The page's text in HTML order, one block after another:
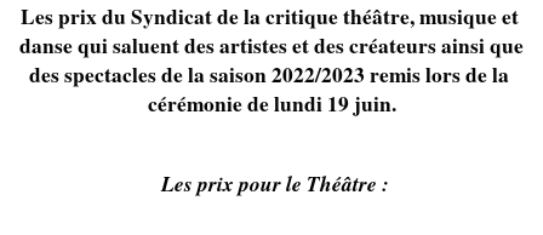
Les prix du Syndicat de la critique théâtre, musique et
danse qui saluent des artistes et des créateurs ainsi que
des spectacles de la saison 2022/2023 remis lors de la
cérémonie de lundi 19 juin.
Les prix pour le Théâtre :